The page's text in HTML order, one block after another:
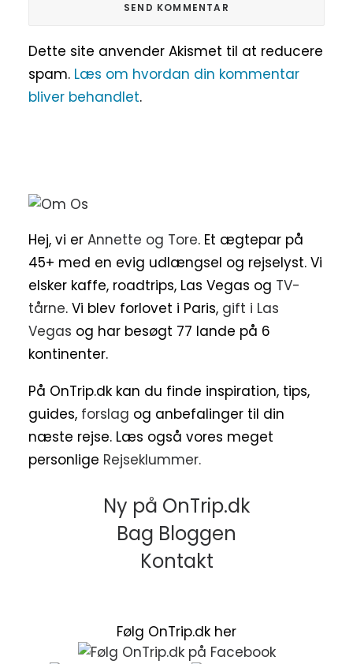
Dette site anvender Akismet til at reducere
spam. Læs om hvordan din kommentar
bliver behandlet.
Hej, vi er Annette og Tore. Et ægtepar på
45+ med en evig udlængsel og rejselyst. Vi
elsker kaffe, roadtrips, Las Vegas og TV-
tårne. Vi blev forlovet i Paris, gift i Las
Vegas og har besøgt 77 lande på 6
kontinenter.
På OnTrip.dk kan du finde inspiration, tips,
guides, forslag og anbefalinger til din
næste rejse. Læs også vores meget
personlige Rejseklummer.
Ny på OnTrip.dk
Bag Bloggen
Kontakt
Følg OnTrip.dk her